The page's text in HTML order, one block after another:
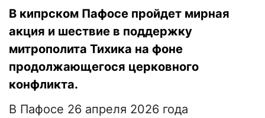
В кипрском Пафосе пройдет мирная
акция и шествие в поддержку
митрополита Тихика на фоне
продолжающегося церковного
конфликта.
В Пафосе 26 апреля 2026 года